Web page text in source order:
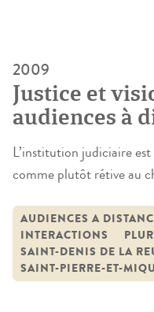
2009
Justice et
audiences à
innovation
L’institution judiciaire
comme plutôt rétive au
représentent le milieu
également en ces termes
sociologie critique du
autant, force est de
AUDIENCES A
INTERACTIONS
SAINT-DENIS DE LA
SAINT-PIERRE-ET-